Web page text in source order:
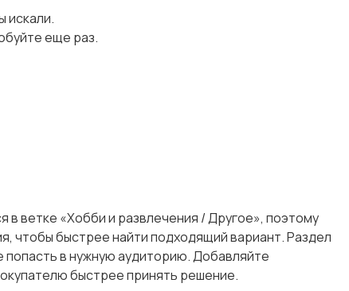
искали.
еще раз.
в ветке «Хобби и развлечения / Другое», поэтому
чтобы быстрее найти подходящий вариант. Раздел
в нужную аудиторию. Добавляйте
быстрее принять решение.